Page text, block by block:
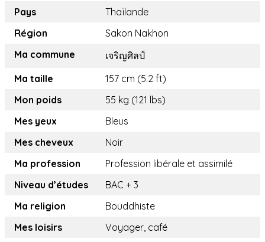
Pays
Thaïlande
Région
Sakon Nakhon
Ma commune
เจริญศิลป์
Ma taille
157 cm (5.2 ft)
Mon poids
55 kg (121 lbs)
Mes yeux
Bleus
Mes cheveux
Noir
Ma profession
Profession libérale et assimilé
Niveau d’études
BAC + 3
Ma religion
Bouddhiste
Mes loisirs
Voyager, café